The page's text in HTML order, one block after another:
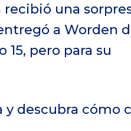
una
a Worden
pero para su
y descubra cómo